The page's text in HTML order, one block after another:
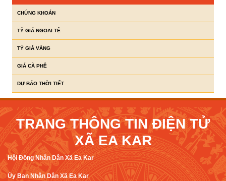
CHỨNG KHOÁN
TỶ GIÁ NGỌAI TỆ
TỶ GIÁ VÀNG
GIÁ CÀ PHÊ
DỰ BÁO THỜI TIẾT
TRANG THÔNG TIN ĐIỆN TỬ
XÃ EA KAR
Hội Đồng Nhân Dân Xã Ea Kar
Ủy Ban Nhân Dân Xã Ea Kar